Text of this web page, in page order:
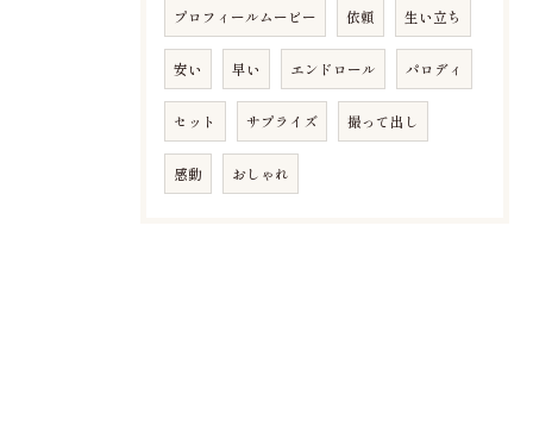
プロフィールムービー 依頼 生い立ち
安い 早い エンドロール パロディ
セット サプライズ 撮って出し
感動 おしゃれ